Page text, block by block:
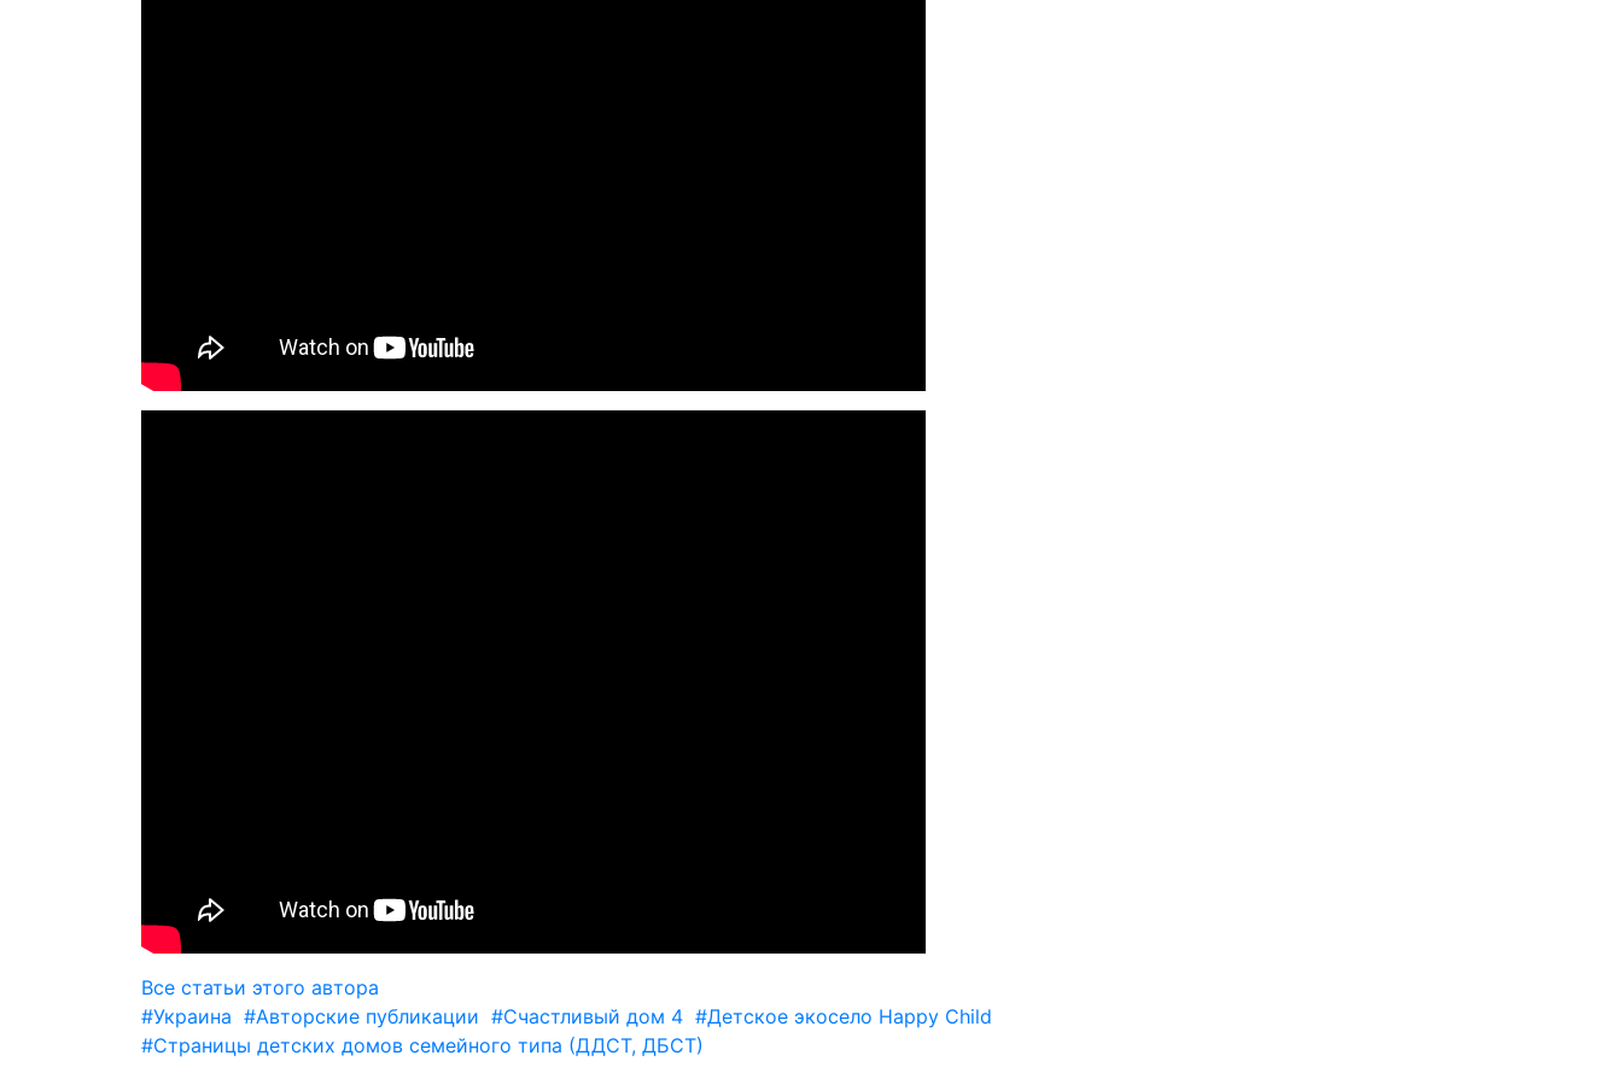
Все статьи этого автора
#Украина #Авторские публикации #Счастливый дом 4 #Детское экосело Happy Child
#Страницы детских домов семейного типа (ДДСТ, ДБСТ)